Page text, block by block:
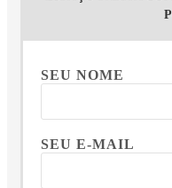
SEU NOME
SEU E-MAIL